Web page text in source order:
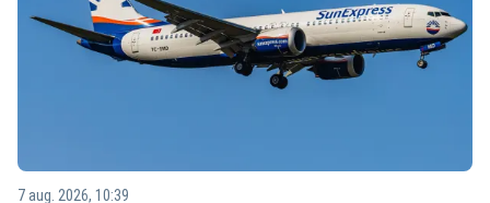
7 aug. 2026, 10:39